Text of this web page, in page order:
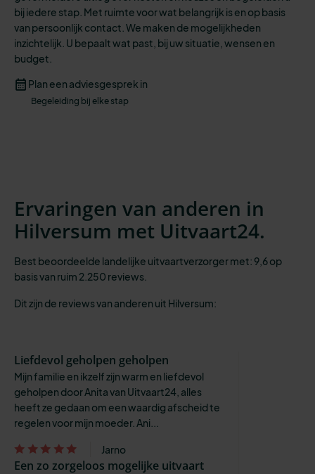
bij iedere stap. Met ruimte voorwat belangrijk isen op basis
van persoonlijk contact. We maken de mogelijkheden
inzichtelijk U bepaalt wat past, bij uw situatie , wensen en
budget.
Plan een adviesgesprek in
Begeleiding bij elke stap
Ervaringen van anderen in
Hilversum met Uitvaart24.
Best beoordeelde landelijke uitvaartverzorger met: 9,6 op
basis van ruim 2.250 reviews.
Dit zijn de reviews van anderen uit Hilversum:
Liefdevol geholpen geholpen
Mijn familie en ikzelf zijn warm en liefdevol
geholpen door Anita van Uitvaart24, alles
heeft ze gedaan om een waardig afscheid te
regelen voor mijn moeder. Ani...
Jarno
Een zo zorgeloos mogelijke uitvaart